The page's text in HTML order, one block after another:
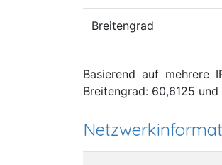
Breitengrad
Basierend auf mehrere
Breitengrad: 60,6125 und